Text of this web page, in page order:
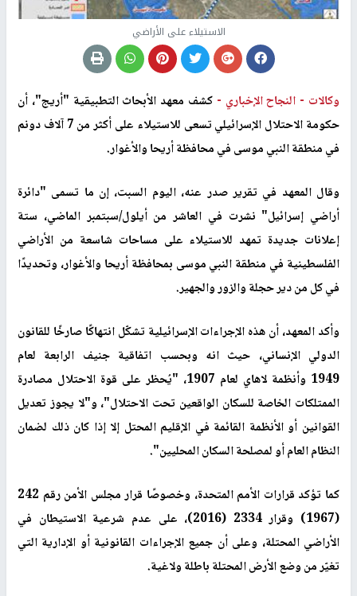
الاستيلاء على الأراضي
وكالات - النجاح الإخباري - كشف معهد الأبحاث التطبيقية "أريج"، أن
حكومة الاحتلال الإسرائيلي تسعى للاستيلاء على أكثر من 7 آلاف دونم
في منطقة النبي موسى في محافظة أريحا والأغوار.
وقال المعهد في تقرير صدر عنه، اليوم السبت، إن ما تسمى "دائرة
أراضي إسرائيل" نشرت في العاشر من أيلول/سبتمبر الماضي، ستة
إعلانات جديدة تمهد للاستيلاء على مساحات شاسعة من الأراضي
الفلسطينية في منطقة النبي موسى بمحافظة أريحا والأغوار، وتحديدًا
في كل من دير حجلة والزور والجهير.
وأكد المعهد، أن هذه الإجراءات الإسرائيلية تشكّل انتهاكًا صارخًا للقانون
الدولي الإنساني، حيث انه وبحسب اتفاقية جنيف الرابعة لعام
1949 وأنظمة لاهاي لعام 1907، "يُحظر على قوة الاحتلال مصادرة
الممتلكات الخاصة للسكان الواقعين تحت الاحتلال"، و"لا يجوز تعديل
القوانين أو الأنظمة القائمة في الإقليم المحتل إلا إذا كان ذلك لضمان
النظام العام أو لمصلحة السكان المحليين".
كما تؤكد قرارات الأمم المتحدة، وخصوصًا قرار مجلس الأمن رقم 242
(1967) وقرار 2334 (2016)، على عدم شرعية الاستيطان في
الأراضي المحتلة، وعلى أن جميع الإجراءات القانونية أو الإدارية التي
تغيّر من وضع الأرض المحتلة باطلة ولاغية.